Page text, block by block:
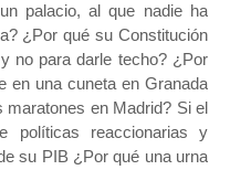
palacio, al que nadie ha
¿Por qué su Constitución
no para darle techo? ¿Por
en una cuneta en Granada
maratones en Madrid? Si el
políticas reaccionarias y
su PIB ¿Por qué una urna